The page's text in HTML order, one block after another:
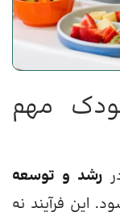
مهم
رشد و توسعه
این فرآیند نه